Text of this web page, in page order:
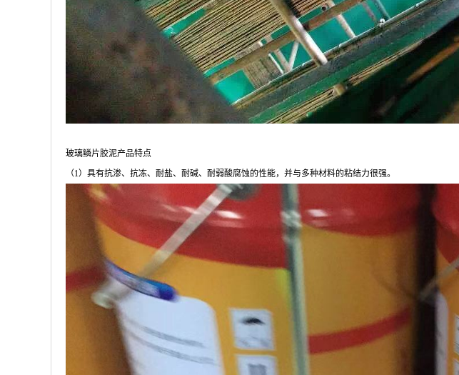
玻璃鳞片胶泥产品特点
（1）具有抗渗、抗冻、耐盐、耐碱、耐弱酸腐蚀的性能，并与多种材料的粘结力很强。